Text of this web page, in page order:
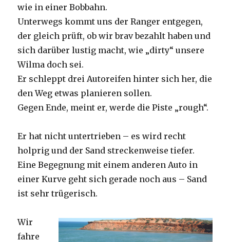
wie in einer Bobbahn.
Unterwegs kommt uns der Ranger entgegen,
der gleich prüft, ob wir brav bezahlt haben und
sich darüber lustig macht, wie „dirty“ unsere
Wilma doch sei.
Er schleppt drei Autoreifen hinter sich her, die
den Weg etwas planieren sollen.
Gegen Ende, meint er, werde die Piste „rough“.
Er hat nicht untertrieben – es wird recht
holprig und der Sand streckenweise tiefer.
Eine Begegnung mit einem anderen Auto in
einer Kurve geht sich gerade noch aus – Sand
ist sehr trügerisch.
Wir
fahre